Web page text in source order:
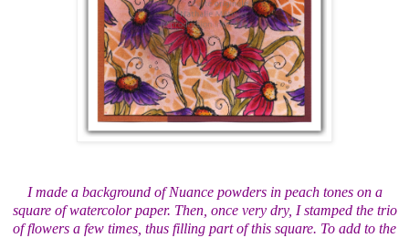
I made a background of Nuance powders in peach tones on a
square of watercolor paper. Then, once very dry, I stamped the trio
of flowers a few times, thus filling part of this square. To add to the